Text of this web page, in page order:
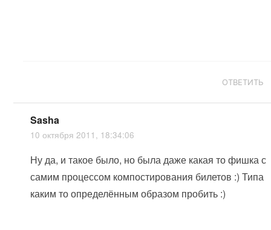
ОТВЕТИТЬ
Sasha
10 октября 2011, 18:34:06
Ну да, и такое было, но была даже какая то фишка с
самим процессом компостирования билетов :) Типа
каким то определённым образом пробить :)